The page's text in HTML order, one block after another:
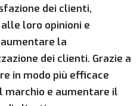
dei clienti,
loro opinioni e
la
dei clienti. Grazie a
in modo più efficace
marchio e aumentare il